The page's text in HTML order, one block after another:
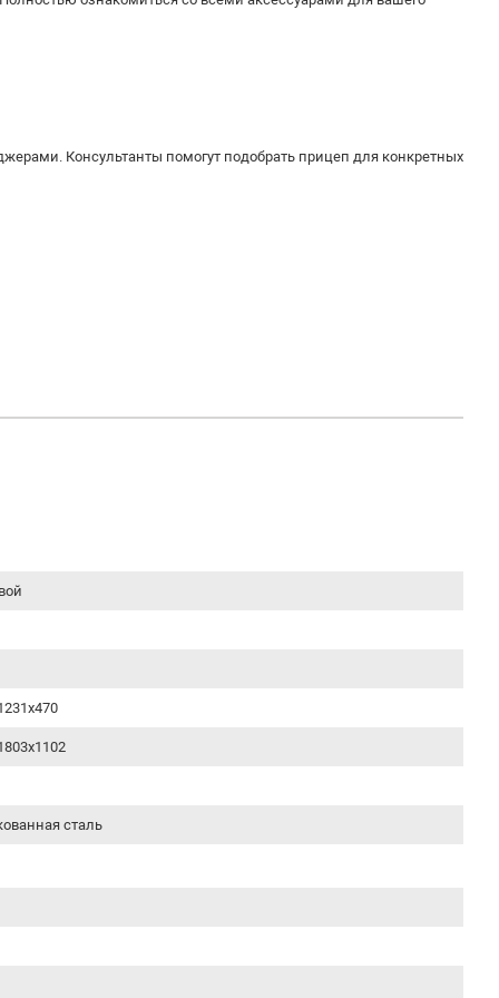
Консультанты помогут подобрать прицеп для конкретных
сталь